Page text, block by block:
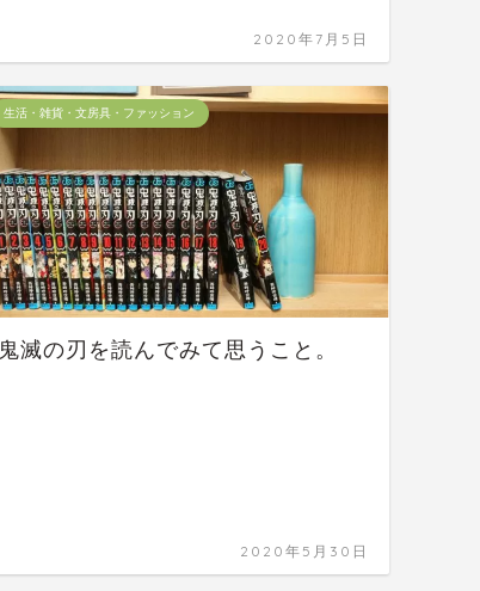
2020年7月5日
生活・雑貨・文房具・ファッション
鬼滅の刃を読んでみて思うこと。
2020年5月30日